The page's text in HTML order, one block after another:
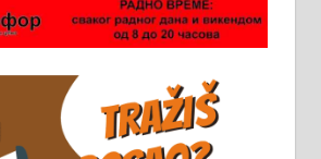
радника за рад на
„Липа промет” у
За више
доћи лично на
у улици Максима
радног дана од
063/465-045